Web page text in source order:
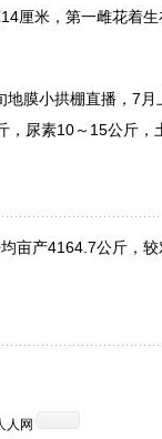
厘米，第一雌花着
膜小拱棚直播，7
尿素10～15公斤，
亩产4164.7公斤，
人网